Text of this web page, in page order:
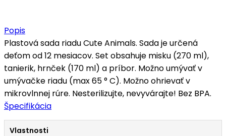
Popis
Plastová sada riadu Cute Animals. Sada je určená
deťom od 12 mesiacov. Set obsahuje misku (270 ml),
tanierik, hrnček (170 ml) a príbor. Možno umývať v
umývačke riadu (max 65 ° C). Možno ohrievať v
mikrovlnnej rúre. Nesterilizujte, nevyvárajte! Bez BPA.
Špecifikácia
Vlastnosti